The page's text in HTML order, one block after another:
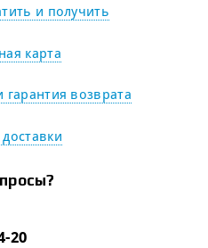
и получить
карта
гарантия возврата
20